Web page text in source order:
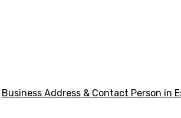
Business Address & Contact Person in